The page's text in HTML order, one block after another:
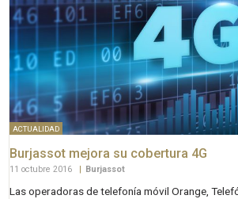
ACTUALIDAD
Burjassot mejora su cobertura 4G
11 octubre 2016 Burjassot
Las operadoras de telefonía móvil Orange,